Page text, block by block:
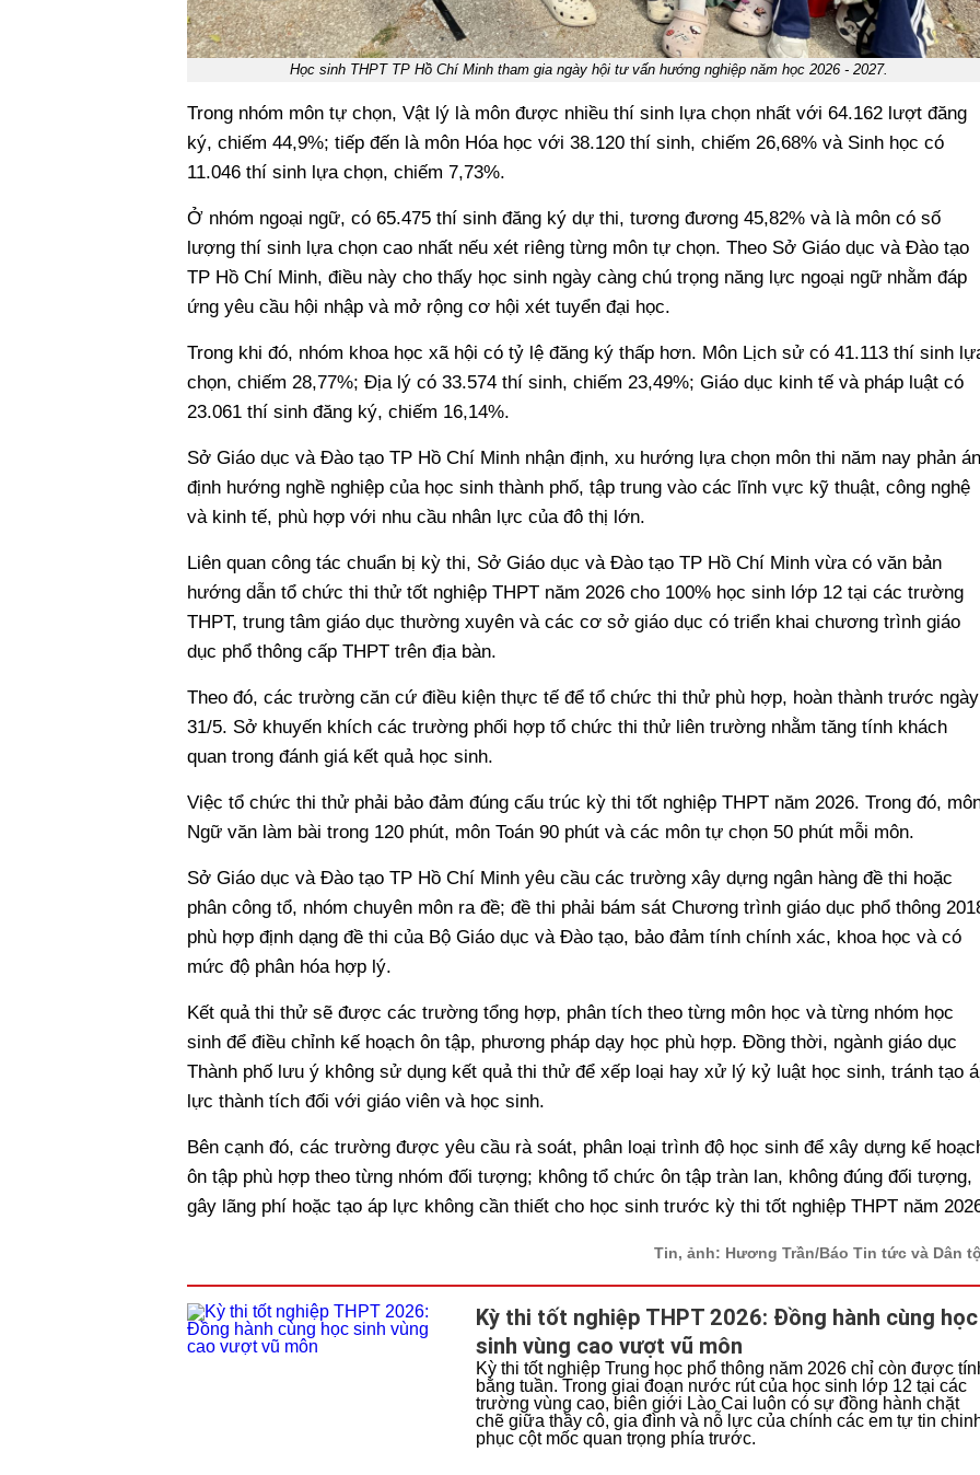
Học sinh THPT TP Hồ Chí Minh tham gia ngày hội tư vấn hướng nghiệp năm học 2026 - 2027.
Trong nhóm môn tự chọn, Vật lý là môn được nhiều thí sinh lựa chọn nhất với 64.162 lượt đăng
ký, chiếm 44,9%; tiếp đến là môn Hóa học với 38.120 thí sinh, chiếm 26,68% và Sinh học có
11.046 thí sinh lựa chọn, chiếm 7,73%.
Ở nhóm ngoại ngữ, có 65.475 thí sinh đăng ký dự thi, tương đương 45,82% và là môn có số
lượng thí sinh lựa chọn cao nhất nếu xét riêng từng môn tự chọn. Theo Sở Giáo dục và Đào tạo
TP Hồ Chí Minh, điều này cho thấy học sinh ngày càng chú trọng năng lực ngoại ngữ nhằm đáp
ứng yêu cầu hội nhập và mở rộng cơ hội xét tuyển đại học.
Trong khi đó, nhóm khoa học xã hội có tỷ lệ đăng ký thấp hơn. Môn Lịch sử có 41.113 thí sinh
chọn, chiếm 28,77%; Địa lý có 33.574 thí sinh, chiếm 23,49%; Giáo dục kinh tế và pháp luật có
23.061 thí sinh đăng ký, chiếm 16,14%.
Sở Giáo dục và Đào tạo TP Hồ Chí Minh nhận định, xu hướng lựa chọn môn thi năm nay phản
định hướng nghề nghiệp của học sinh thành phố, tập trung vào các lĩnh vực kỹ thuật, công nghệ
và kinh tế, phù hợp với nhu cầu nhân lực của đô thị lớn.
Liên quan công tác chuẩn bị kỳ thi, Sở Giáo dục và Đào tạo TP Hồ Chí Minh vừa có văn bản
hướng dẫn tổ chức thi thử tốt nghiệp THPT năm 2026 cho 100% học sinh lớp 12 tại các trường
THPT, trung tâm giáo dục thường xuyên và các cơ sở giáo dục có triển khai chương trình giáo
dục phổ thông cấp THPT trên địa bàn.
Theo đó, các trường căn cứ điều kiện thực tế để tổ chức thi thử phù hợp, hoàn thành trước ngày
31/5. Sở khuyến khích các trường phối hợp tổ chức thi thử liên trường nhằm tăng tính khách
quan trong đánh giá kết quả học sinh.
Việc tổ chức thi thử phải bảo đảm đúng cấu trúc kỳ thi tốt nghiệp THPT năm 2026. Trong đó,
Ngữ văn làm bài trong 120 phút, môn Toán 90 phút và các môn tự chọn 50 phút mỗi môn.
Sở Giáo dục và Đào tạo TP Hồ Chí Minh yêu cầu các trường xây dựng ngân hàng đề thi hoặc
phân công tổ, nhóm chuyên môn ra đề; đề thi phải bám sát Chương trình giáo dục phổ thông
phù hợp định dạng đề thi của Bộ Giáo dục và Đào tạo, bảo đảm tính chính xác, khoa học và có
mức độ phân hóa hợp lý.
Kết quả thi thử sẽ được các trường tổng hợp, phân tích theo từng môn học và từng nhóm học
sinh để điều chỉnh kế hoạch ôn tập, phương pháp dạy học phù hợp. Đồng thời, ngành giáo dục
Thành phố lưu ý không sử dụng kết quả thi thử để xếp loại hay xử lý kỷ luật học sinh, tránh tạo
lực thành tích đối với giáo viên và học sinh.
Bên cạnh đó, các trường được yêu cầu rà soát, phân loại trình độ học sinh để xây dựng kế
ôn tập phù hợp theo từng nhóm đối tượng; không tổ chức ôn tập tràn lan, không đúng đối tượng,
gây lãng phí hoặc tạo áp lực không cần thiết cho học sinh trước kỳ thi tốt nghiệp THPT năm
Tin, ảnh: Hương Trần/Báo Tin tức và Dân
Kỳ thi tốt nghiệp THPT 2026: Đồng hành cùng học
sinh vùng cao vượt vũ môn
Kỳ thi tốt nghiệp Trung học phổ thông năm 2026 chỉ còn được
bằng tuần. Trong giai đoạn nước rút của học sinh lớp 12 tại các
trường vùng cao, biên giới Lào Cai luôn có sự đồng hành chặt
chẽ giữa thầy cô, gia đình và nỗ lực của chính các em tự tin
phục cột mốc quan trọng phía trước.